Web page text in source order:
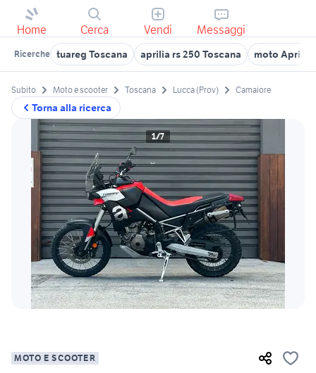
Home Cerca Vendi Messaggi
Ricerche tuareg Toscana aprilia rs 250 Toscana moto Aprilia
Torna alla ricerca
Subito Moto e scooter Toscana Lucca (Prov) Camaiore
1/7
MOTO E SCOOTER